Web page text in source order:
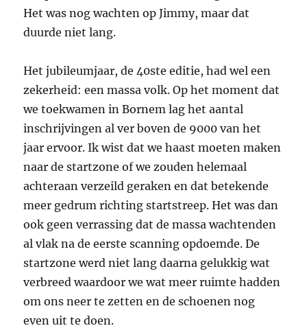
Het was nog wachten op Jimmy, maar dat
duurde niet lang.
Het jubileumjaar, de 40ste editie, had wel een
zekerheid: een massa volk. Op het moment dat
we toekwamen in Bornem lag het aantal
inschrijvingen al ver boven de 9000 van het
jaar ervoor. Ik wist dat we haast moeten maken
naar de startzone of we zouden helemaal
achteraan verzeild geraken en dat betekende
meer gedrum richting startstreep. Het was dan
ook geen verrassing dat de massa wachtenden
al vlak na de eerste scanning opdoemde. De
startzone werd niet lang daarna gelukkig wat
verbreed waardoor we wat meer ruimte hadden
om ons neer te zetten en de schoenen nog
even uit te doen.